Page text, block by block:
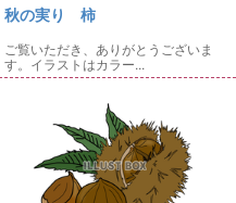
秋の実り 柿
ご覧いただき、ありがとうございま
す。イラストはカラー...